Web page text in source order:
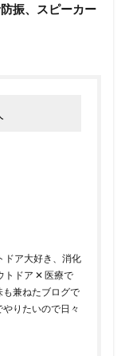
振、スピーカー
ドア大好き、消化
トドア ✕ 医療で
兼ねたブログで
りたいので日々